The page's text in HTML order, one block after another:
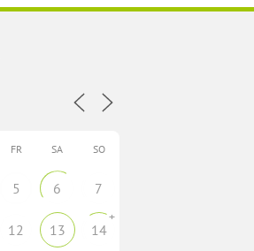
FR SA SO
5 6 7
12 13 14
+